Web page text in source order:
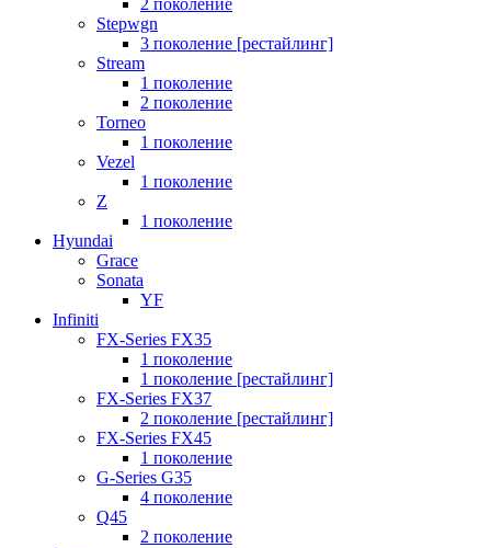
2 поколение
Stepwgn
3 поколение [рестайлинг]
Stream
1 поколение
2 поколение
Torneo
1 поколение
Vezel
1 поколение
Z
1 поколение
Hyundai
Grace
Sonata
YF
Infiniti
FX-Series FX35
1 поколение
1 поколение [рестайлинг]
FX-Series FX37
2 поколение [рестайлинг]
FX-Series FX45
1 поколение
G-Series G35
4 поколение
Q45
2 поколение